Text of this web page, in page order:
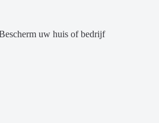
uw huis of bedrijf